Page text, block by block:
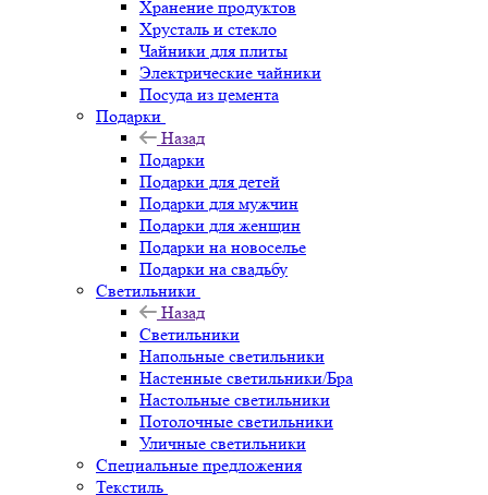
Хранение продуктов
Хрусталь и стекло
Чайники для плиты
Электрические чайники
Посуда из цемента
Подарки
Назад
Подарки
Подарки для детей
Подарки для мужчин
Подарки для женщин
Подарки на новоселье
Подарки на свадьбу
Светильники
Назад
Светильники
Напольные светильники
Настенные светильники/Бра
Настольные светильники
Потолочные светильники
Уличные светильники
Специальные предложения
Текстиль